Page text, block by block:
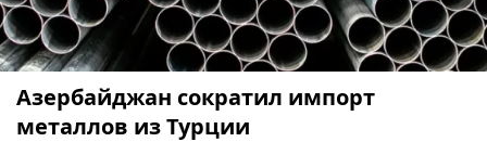
Азербайджан сократил импорт
металлов из Турции